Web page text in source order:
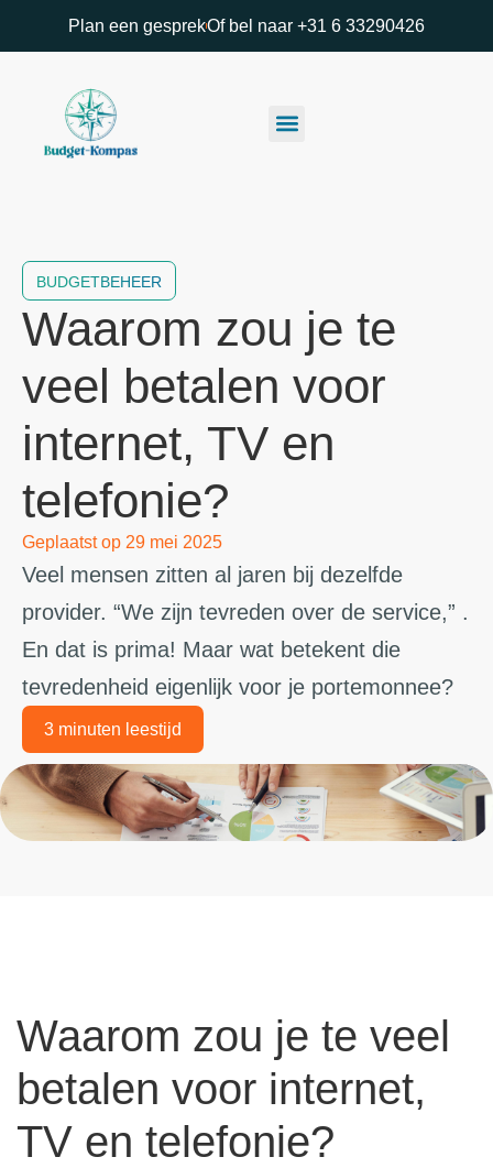
Plan een gesprekOf bel naar +31 6 33290426
BUDGETBEHEER
Waarom zou je te
veel betalen voor
internet, TV en
telefonie?
Geplaatst op 29 mei 2025
Veel mensen zitten al jaren bij dezelfde
provider. “We zijn tevreden over de service,” .
En dat is prima! Maar wat betekent die
tevredenheid eigenlijk voor je portemonnee?
3 minuten leestijd
Waarom zou je te veel
betalen voor internet,
TV en telefonie?